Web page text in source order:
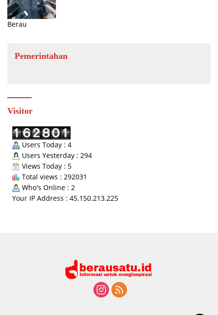
Berau
Pemerintahan
Visitor
Users Today : 4
Users Yesterday : 294
Views Today : 5
Total views : 292031
Who's Online : 2
Your IP Address : 45.150.213.225